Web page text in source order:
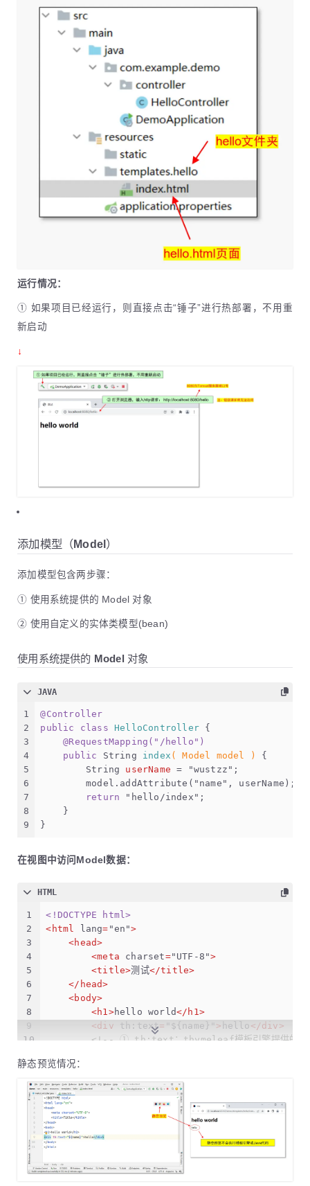
运行情况：
① 如果项目已经运行，则直接点击“锤子”进行热部署，不用重
新启动
↓
添加模型（Model）
添加模型包含两步骤：
① 使用系统提供的 Model 对象
② 使用自定义的实体类模型(bean)
使用系统提供的 Model 对象
JAVA
1
2
3
4
5
6
7
8
9
@Controller
public
class HelloController {
@RequestMapping("/hello")
public String index ( Model model )
String
userName = "wustzz" ;
        model.addAttribute(
"name"
return
"hello/index" ;
    }
}
在视图中访问Model数据：
HTML
1
2
3
4
5
6
7
8
9
10
12
13
<!DOCTYPE html>
< html lang= "en">
<head>
<meta charset="UTF-8">
<title>测试</title>
</ head>
<body>
<h1 >hello world</ h1 >
<div th:text= "${name}" > hello </div >
<!-- ① th:text：thymeleaf模板引擎提供的标签
</
</html>
静态预览情况：